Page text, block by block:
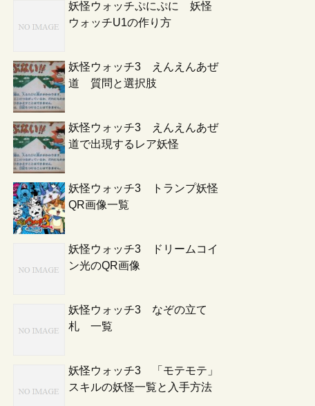
妖怪ウォッチぷにぷに 妖怪
ウォッチU1の作り方
妖怪ウォッチ3 えんえんあぜ
道 質問と選択肢
妖怪ウォッチ3 えんえんあぜ
道で出現するレア妖怪
妖怪ウォッチ3 トランプ妖怪
QR画像一覧
妖怪ウォッチ3 ドリームコイ
ン光のQR画像
妖怪ウォッチ3 なぞの立て
札 一覧
妖怪ウォッチ3 「モテモテ」
スキルの妖怪一覧と入手方法